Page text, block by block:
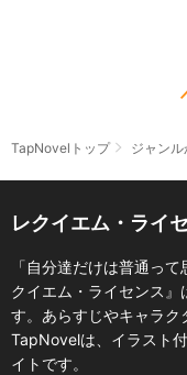
TapNovelトップ ジャン
レクイエム・ライ
「自分達だけは普通っ
クイエム・ライセンス
す。あらすじやキャラク
TapNovelは、イラスト
イトです。